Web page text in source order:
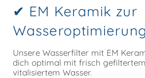
✔ EM Keramik zur
Unsere Wasserfilter mit EM
dich optimal mit frisch
vitalisiertem Wasser.